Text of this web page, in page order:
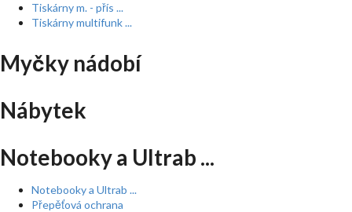
Tiskárny m. - přís ...
Tiskárny multifunk ...
Myčky nádobí
Nábytek
Notebooky a Ultrab ...
Notebooky a Ultrab ...
Přepěťová ochrana